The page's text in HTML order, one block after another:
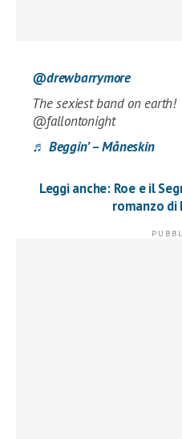
@drewbarrymore
The sexiest band on
@fallontonight
♬ Beggin’ – Måneskin
Leggi anche: Roe e il
romanzo di